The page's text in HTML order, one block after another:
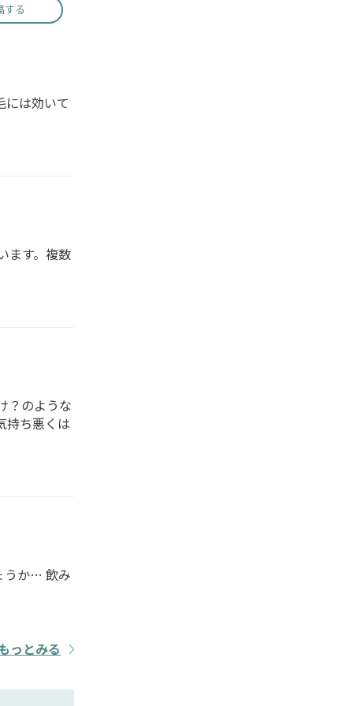
する
には効いて
ます。複数
？のような
持ち悪くは
うか… 飲み
っとみる